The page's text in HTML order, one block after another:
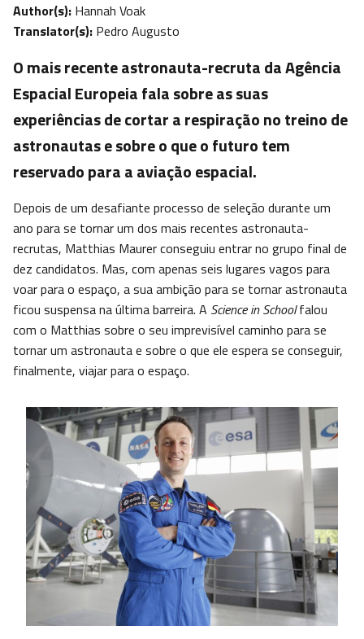
Author(s): Hannah Voak
Translator(s): Pedro Augusto
O mais recente astronauta-recruta da Agência
Espacial Europeia fala sobre as suas
experiências de cortar a respiração no treino de
astronautas e sobre o que o futuro tem
reservado para a aviação espacial.
Depois de um desafiante processo de seleção durante um
ano para se tornar um dos mais recentes astronauta-
recrutas, Matthias Maurer conseguiu entrar no grupo final de
dez candidatos. Mas, com apenas seis lugares vagos para
voar para o espaço, a sua ambição para se tornar astronauta
ficou suspensa na última barreira. A Science in Schoolfalou
com o Matthias sobre o seu imprevisível caminho para se
tornar um astronauta e sobre o que ele espera se conseguir,
finalmente, viajar para o espaço.